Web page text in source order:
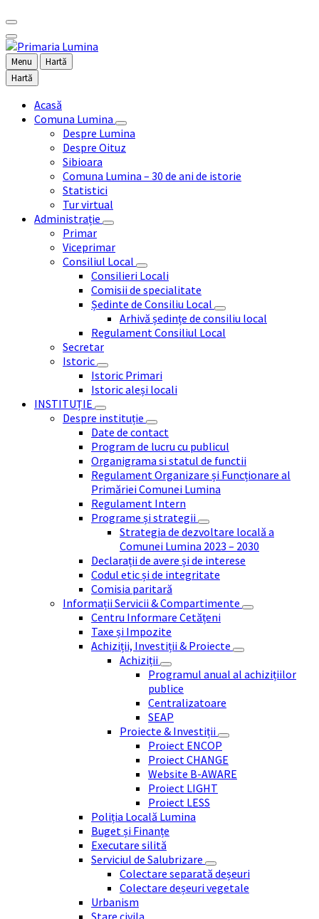
Menu
Hartă
Hartă
Acasă
Comuna Lumina
Despre Lumina
Despre Oituz
Sibioara
Comuna Lumina – 30 de ani de istorie
Statistici
Tur virtual
Administrație
Primar
Viceprimar
Consiliul Local
Consilieri Locali
Comisii de specialitate
Ședinte de Consiliu Local
Arhivă ședințe de consiliu local
Regulament Consiliul Local
Secretar
Istoric
Istoric Primari
Istoric aleși locali
INSTITUȚIE
Despre instituție
Date de contact
Program de lucru cu publicul
Organigrama si statul de functii
Regulament Organizare și Funcționare al
Primăriei Comunei Lumina
Regulament Intern
Programe și strategii
Strategia de dezvoltare locală a
Comunei Lumina 2023 – 2030
Declarații de avere și de interese
Codul etic și de integritate
Comisia paritară
Informații Servicii & Compartimente
Centru Informare Cetățeni
Taxe și Impozite
Achiziții, Investiții & Proiecte
Achiziții
Programul anual al achizițiilor
publice
Centralizatoare
SEAP
Proiecte & Investiții
Proiect ENCOP
Proiect CHANGE
Website B-AWARE
Proiect LIGHT
Proiect LESS
Poliția Locală Lumina
Buget și Finanțe
Executare silită
Serviciul de Salubrizare
Colectare separată deșeuri
Colectare deșeuri vegetale
Urbanism
Stare civila